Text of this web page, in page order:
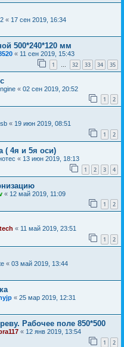
« 17 сен 2019, 16:34
500*240*120 мм
« 11 сен 2019, 15:43
1 … 32 33 34 35
« 02 сен 2019, 20:52
1 2
« 19 июн 2019, 08:51
1 2
( 4я и 5я оси)
« 13 июн 2019, 18:13
1 2 3 4
« 12 май 2019, 11:09
1 2
« 11 май 2019, 23:51
1 2
« 03 май 2019, 13:44
« 25 мар 2019, 12:31
Рабочее поле 850*500
« 12 янв 2019, 13:54
1 2